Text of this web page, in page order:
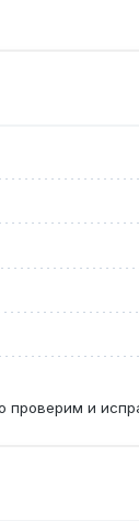
для
проверим и